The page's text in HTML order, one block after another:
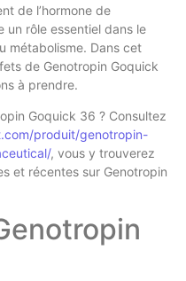
de l’hormone de
un rôle essentiel dans le
métabolisme. Dans cet
de Genotropin Goquick
à prendre.
Goquick 36 ? Consultez
produit/genotropin-
, vous y trouverez
et récentes sur Genotropin